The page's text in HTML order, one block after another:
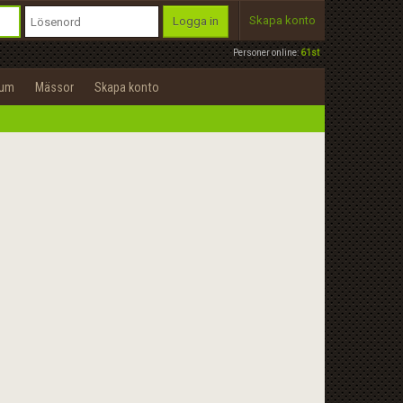
Personer online:61st
Logga in Skapa konto
Mässor Skapa konto